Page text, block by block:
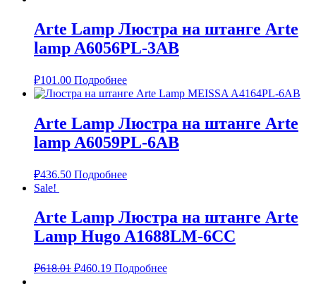
Arte Lamp Люстра на штанге Arte
lamp A6056PL-3AB
₽101.00 Подробнее
Arte Lamp Люстра на штанге Arte
lamp A6059PL-6AB
₽436.50 Подробнее
Sale!
Arte Lamp Люстра на штанге Arte
Lamp Hugo A1688LM-6CC
₽618.01 ₽460.19 Подробнее